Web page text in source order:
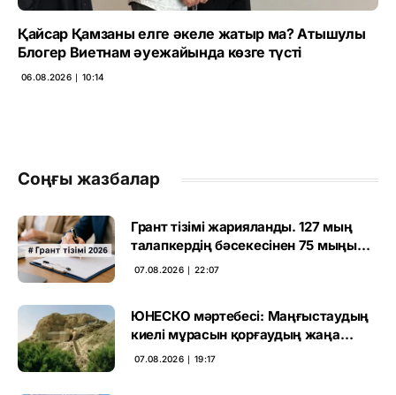
Қайсар Қамзаны елге әкеле жатыр ма? Атышулы
Блогер Виетнам әуежайында көзге түсті
06.08.2026 ∣ 10:14
Соңғы жазбалар
Грант тізімі жарияланды. 127 мың
талапкердің бәсекесінен 75 мыңы
өтті
07.08.2026 ∣ 22:07
ЮНЕСКО мәртебесі: Маңғыстаудың
киелі мұрасын қорғаудың жаңа
кезеңі басталды
07.08.2026 ∣ 19:17